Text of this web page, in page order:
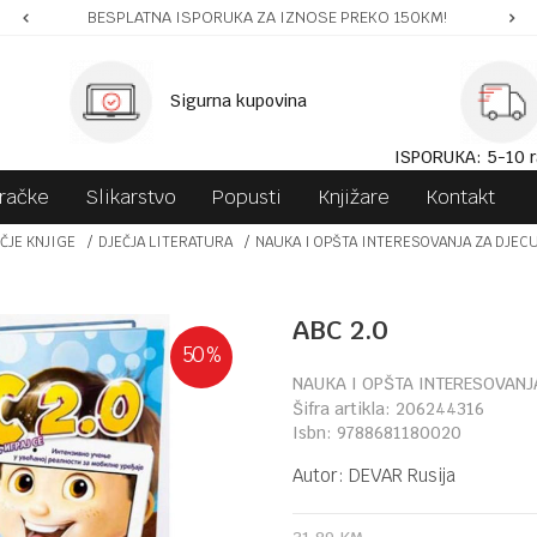
BESPLATNA ISPORUKA ZA IZNOSE PREKO 150KM!
Sigurna kupovina
ISPORUKA: 5-10
Slikarstvo Popusti Knjižare Kontakt
KNJIGE DJEČJA LITERATURA NAUKA I OPŠTA INTERESOVANJA ZA DJECU
50%
ABC 2.0
NAUKA I OPŠTA
Šifra artikla: 206244316
Isbn: 9788681180020
Autor: DEVAR Rusija